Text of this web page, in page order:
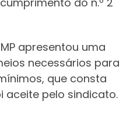
apresentou uma
necessários para
que consta
aceite pelo sindicato.